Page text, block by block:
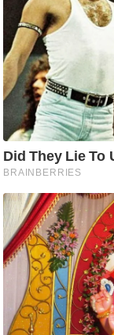
ष
प्र
भु
म
हि
मा
/
ध
र्म
स्थ
ल
व्र
त
त्यो
हा
र